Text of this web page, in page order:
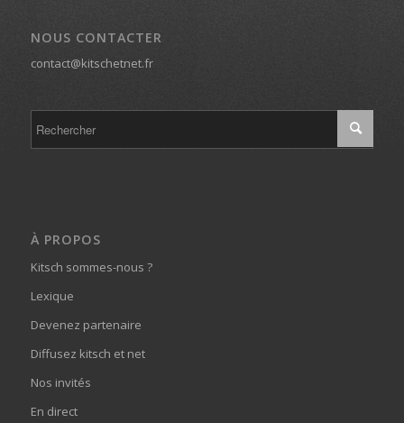
NOUS CONTACTER
contact@kitschetnet.fr
À PROPOS
Kitsch sommes-nous ?
Lexique
Devenez partenaire
Diffusez kitsch et net
Nos invités
En direct